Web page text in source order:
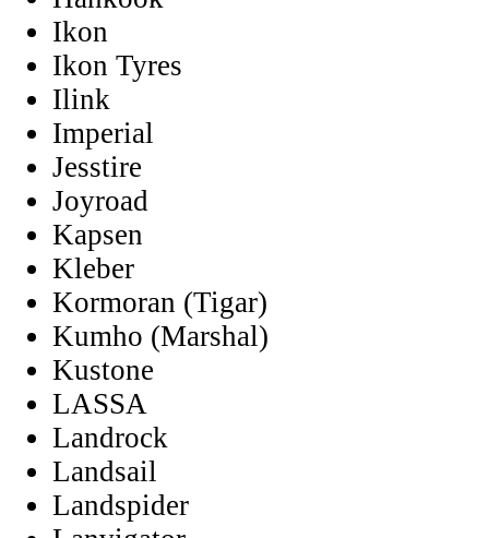
Ikon
Ikon Tyres
Ilink
Imperial
Jesstire
Joyroad
Kapsen
Kleber
Kormoran (Tigar)
Kumho (Marshal)
Kustone
LASSA
Landrock
Landsail
Landspider